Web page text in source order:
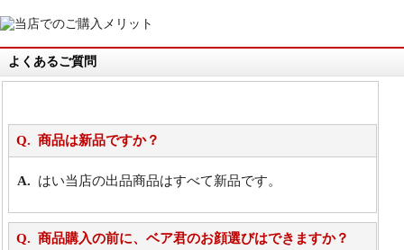
よくあるご質問
商品は新品ですか？
はい当店の出品商品はすべて新品です。
商品購入の前に、ベア君のお顔選びはできますか？